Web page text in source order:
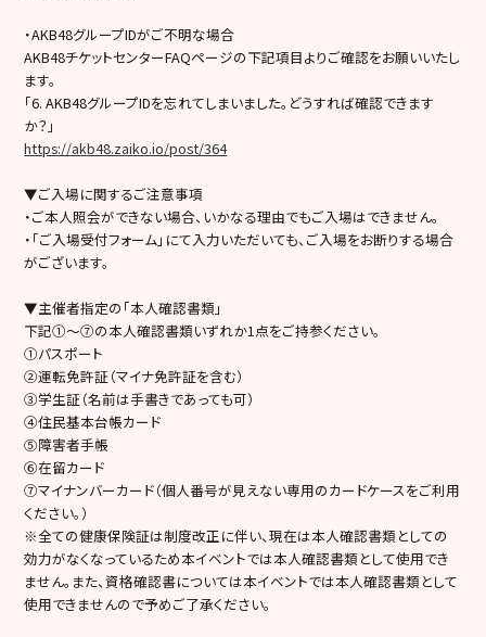
・AKB48グループIDがご不明な場合
AKB48チケットセンターFAQページの下記項目よりご確認をお願いいたし
ます。
「6. AKB48グループIDを忘れてしまいました。どうすれば確認できます
か？」
https://akb48.zaiko.io/post/364
▼ご入場に関するご注意事項
・ご本人照会ができない場合、いかなる理由でもご入場はできません。
・「ご入場受付フォーム」にて入力いただいても、ご入場をお断りする場合
がございます。
▼主催者指定の「本人確認書類」
下記①～⑦の本人確認書類いずれか1点をご持参ください。
①パスポート
②運転免許証（マイナ免許証を含む）
③学生証（名前は手書きであっても可）
④住民基本台帳カード
⑤障害者手帳
⑥在留カード
⑦マイナンバーカード（個人番号が見えない専用のカードケースをご利用
ください。）
※全ての健康保険証は制度改正に伴い、現在は本人確認書類としての
効力がなくなっているため本イベントでは本人確認書類として使用でき
ません。また、資格確認書については本イベントでは本人確認書類として
使用できませんので予めご了承ください。